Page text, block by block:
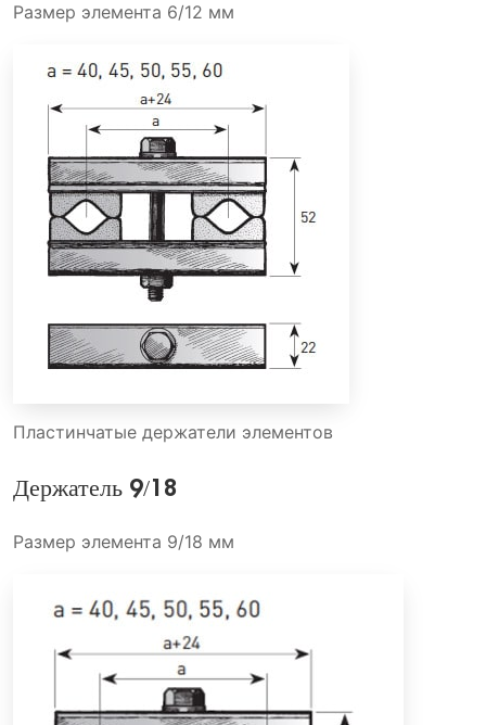
Размер элемента 6/12 мм
Пластинчатые держатели элементов
Держатель 9/18
Размер элемента 9/18 мм